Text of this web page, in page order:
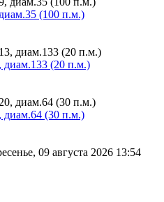
(100 п.м.)
(20 п.м.)
диам.64 (30 п.м.)
09 августа 2026 13:54